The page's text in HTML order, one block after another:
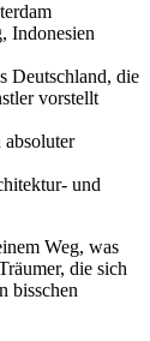
Indonesien
Deutschland, die
vorstellt
absoluter
und
Weg, was
die sich
bisschen